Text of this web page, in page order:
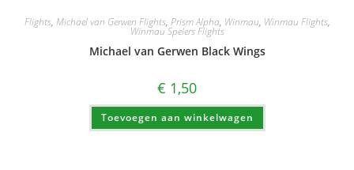
Flights, Michael van Gerwen Flights, Prism Alpha, Winmau, Winmau Flights,
Winmau Spelers Flights
Michael van Gerwen Black Wings
€ 1,50
Toevoegen aan winkelwagen